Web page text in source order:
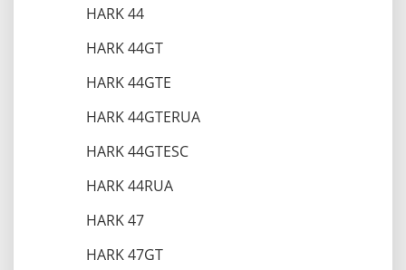
HARK 44
HARK 44GT
HARK 44GTE
HARK 44GTERUA
HARK 44GTESC
HARK 44RUA
HARK 47
HARK 47GT